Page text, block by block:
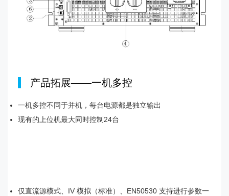
产品拓展——一机多控
一机多控不同于并机，每台电源都是独立输出
现有的上位机最大同时控制24台
仅直流源模式、IV 模拟（标准）、EN50530 支持进行参数一